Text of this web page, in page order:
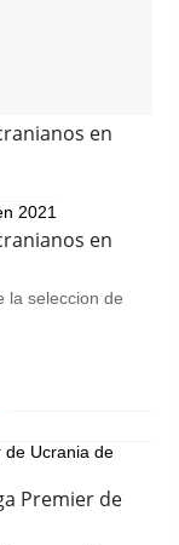
en
en
la seleccion de
Premier de